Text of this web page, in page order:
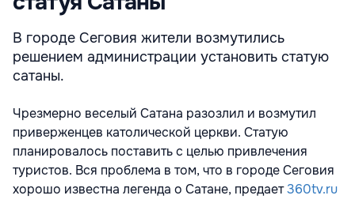
В городе Сеговия жители возмутились
решением администрации установить статую
сатаны.
Чрезмерно веселый Сатана разозлил и возмутил
приверженцев католической церкви. Статую
планировалось поставить с целью привлечения
туристов. Вся проблема в том, что в городе Сеговия
хорошо известна легенда о Сатане, предает360tv.ru